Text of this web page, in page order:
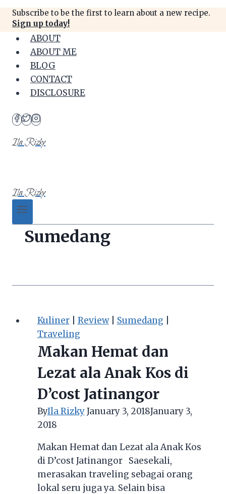
content
Subscribe to be the first to learn about a new recipe.
Sign up today!
ABOUT
ABOUT ME
BLOG
CONTACT
DISCLOSURE
Ila Rizky
Ila Rizky
Sumedang
Kuliner| Review| Sumedang
Traveling
Makan Hemat dan
Lezat ala Anak Kos di
D’cost Jatinangor
ByIla Rizky January 3, 2018January 3,
2018
Makan Hemat dan Lezat ala Anak Kos
di D’cost Jatinangor Saesekali,
merasakan traveling sebagai orang
lokal seru juga ya. Selain bisa